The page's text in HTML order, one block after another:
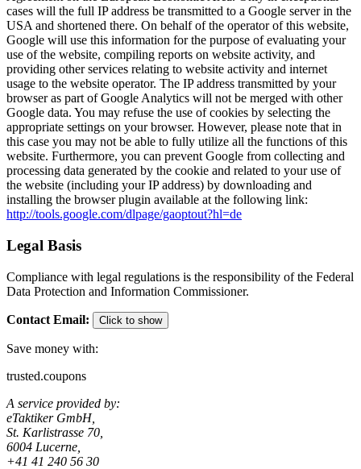
cases will the full IP address be transmitted to a Google server in the
USA and shortened there. On behalf of the operator of this website,
Google will use this information for the purpose of evaluating your
use of the website, compiling reports on website activity, and
providing other services relating to website activity and internet
usage to the website operator. The IP address transmitted by your
browser as part of Google Analytics will not be merged with other
Google data. You may refuse the use of cookies by selecting the
appropriate settings on your browser. However, please note that in
this case you may not be able to fully utilize all the functions of this
website. Furthermore, you can prevent Google from collecting and
processing data generated by the cookie and related to your use of
the website (including your IP address) by downloading and
installing the browser plugin available at the following link:
http://tools.google.com/dlpage/gaoptout?hl=de
Legal Basis
Compliance with legal regulations is the responsibility of the Federal
Data Protection and Information Commissioner.
Contact Email: Click to show
Save money with:
trusted.coupons
A service provided by:
eTaktiker GmbH,
St. Karlistrasse 70,
6004 Lucerne,
+41 41 240 56 30